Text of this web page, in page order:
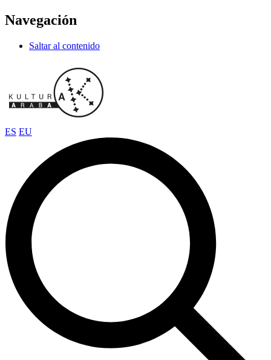
Navegación
Saltar al contenido
ES EU